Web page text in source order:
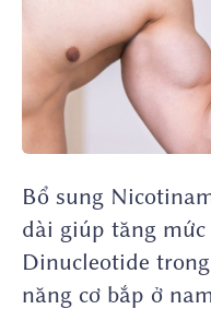
Bổ sung
dài giúp tăng
Dinucleotide
năng cơ bắp ở